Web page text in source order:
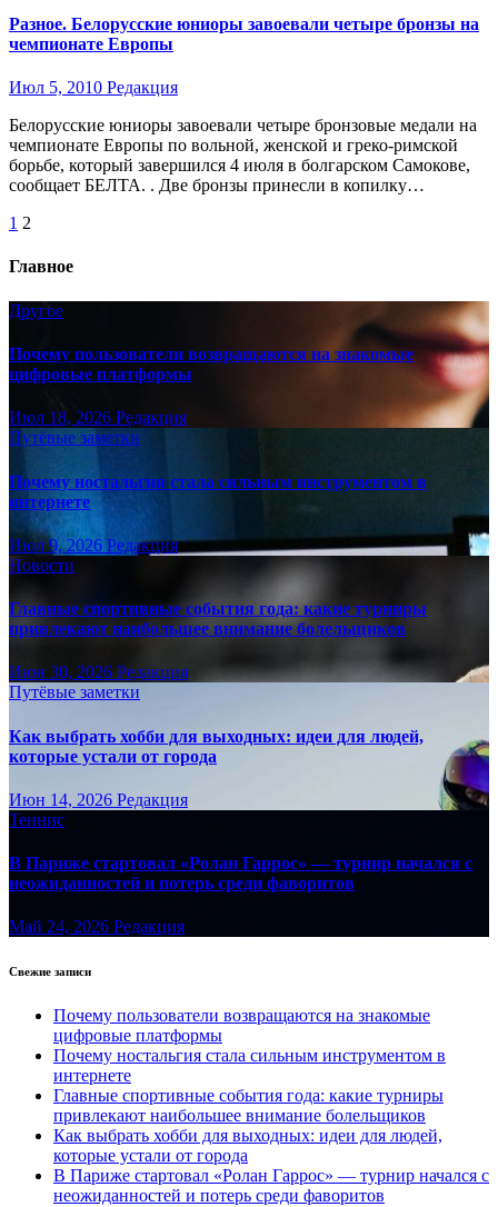
Разное. Белорусские юниоры завоевали четыре бронзы на
чемпионате Европы
Июл 5, 2010 Редакция
Белорусские юниоры завоевали четыре бронзовые медали на
чемпионате Европы по вольной, женской и греко-римской
борьбе, который завершился 4 июля в болгарском Самокове,
сообщает БЕЛТА. . Две бронзы принесли в копилку…
Пагинация
записей
1 2
Главное
Другое
Почему пользователи возвращаются на знакомые
цифровые платформы
Июл 18, 2026 Редакция
Путёвые заметки
Почему ностальгия стала сильным инструментом в
интернете
Июл 9, 2026 Редакция
Новости
Главные спортивные события года: какие турниры
привлекают наибольшее внимание болельщиков
Июн 30, 2026 Редакция
Путёвые заметки
Как выбрать хобби для выходных: идеи для людей,
которые устали от города
Июн 14, 2026 Редакция
Теннис
В Париже стартовал «Ролан Гаррос» — турнир начался с
неожиданностей и потерь среди фаворитов
Май 24, 2026 Редакция
Свежие записи
Почему пользователи возвращаются на знакомые
цифровые платформы
Почему ностальгия стала сильным инструментом в
интернете
Главные спортивные события года: какие турниры
привлекают наибольшее внимание болельщиков
Как выбрать хобби для выходных: идеи для людей,
которые устали от города
В Париже стартовал «Ролан Гаррос» — турнир начался с
неожиданностей и потерь среди фаворитов